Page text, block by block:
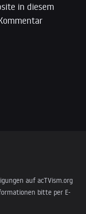
in diesem
auf acTVism.org
bitte per E-